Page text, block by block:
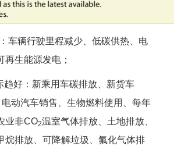
辆行驶里程减少、低碳供热、电
再生能源发电；
：新乘用车碳排放、新货车
电动汽车销售、生物燃料使用、每年
业非CO2温室气体排放、土地排放、
烷排放、可降解垃圾、氟化气体排